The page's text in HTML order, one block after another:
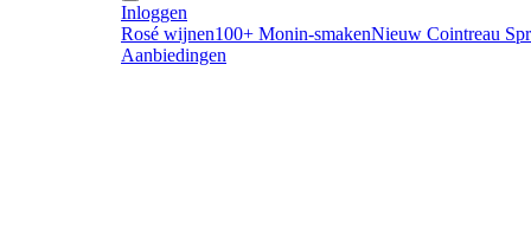
Inloggen
Rosé wijnen100+ Monin-smakenNieuw Cointreau
Aanbiedingen